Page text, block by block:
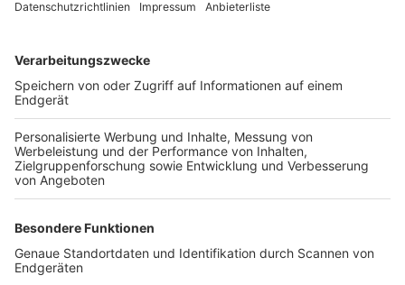
TOP-VEREINE
TOP-PARTNER